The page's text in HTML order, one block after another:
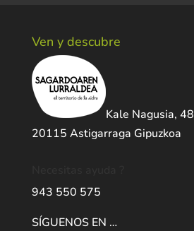
Ven y descubre
Kale Nagusia, 48
20115 Astigarraga Gipuzkoa
943 550 575
SÍGUENOS EN …